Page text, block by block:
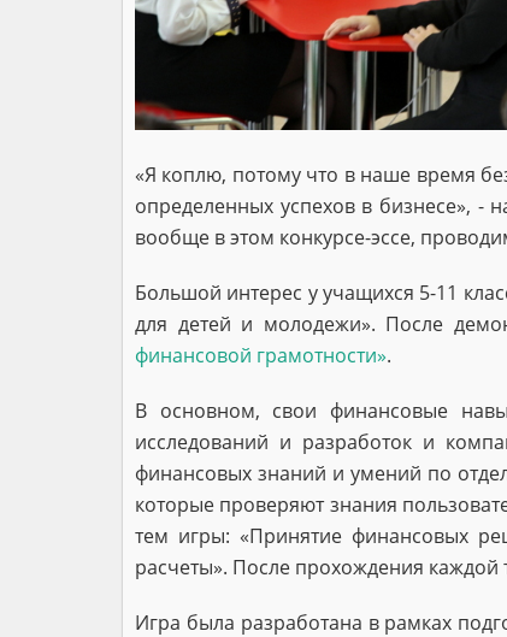
«Я коплю, потому что в наше время
определенных успехов в бизнесе», -
вообще в этом конкурсе-эссе,
Большой интерес у учащихся 5-11
для детей и молодежи». После
финансовой грамотности».
В основном, свои финансовые
исследований и разработок и
финансовых знаний и умений по
которые проверяют знания
тем игры: «Принятие финансовых
расчеты». После прохождения
Игра была разработана в рамках